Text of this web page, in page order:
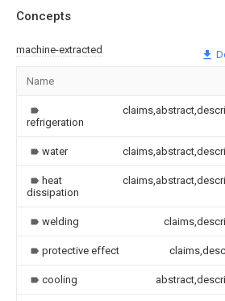
Concepts
machine-extracted
Name
refrigeration
water
heat
dissipation
welding
protective effect
cooling